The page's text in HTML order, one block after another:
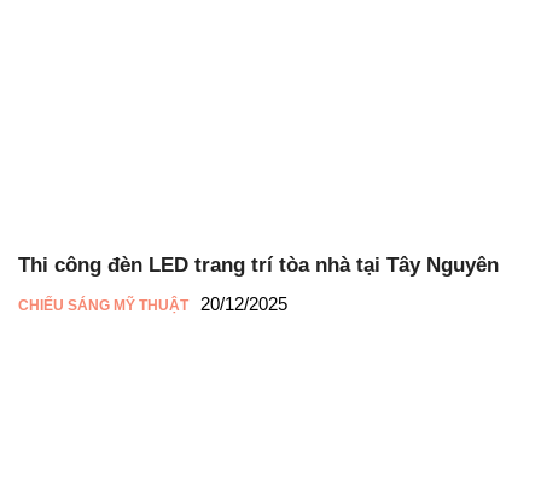
Thi công đèn LED trang trí tòa nhà tại Tây Nguyên
CHIẾU SÁNG MỸ THUẬT 20/12/2025